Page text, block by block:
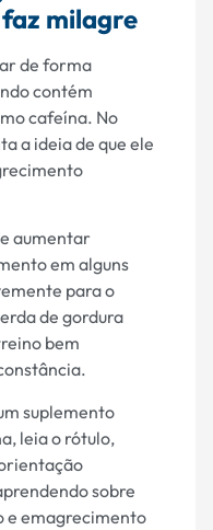
milagre
de forma
contém
cafeína. No
a ideia de que ele
aumentar
em alguns
para o
de gordura
bem
suplemento
leia o rótulo,
sobre
e emagrecimento